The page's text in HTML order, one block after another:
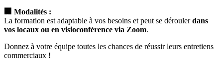
🏢 Modalités :
La formation est adaptable à vos besoins et peut se déroulerdans
vos locaux ou en visioconférence via Zoom.
Donnez à votre équipe toutes les chances de réussir leurs entretiens
commerciaux !